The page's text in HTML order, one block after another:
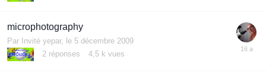
microphotography
Par Invité yepar, le 5 décembre 2009
2 réponses 4,5 k vues